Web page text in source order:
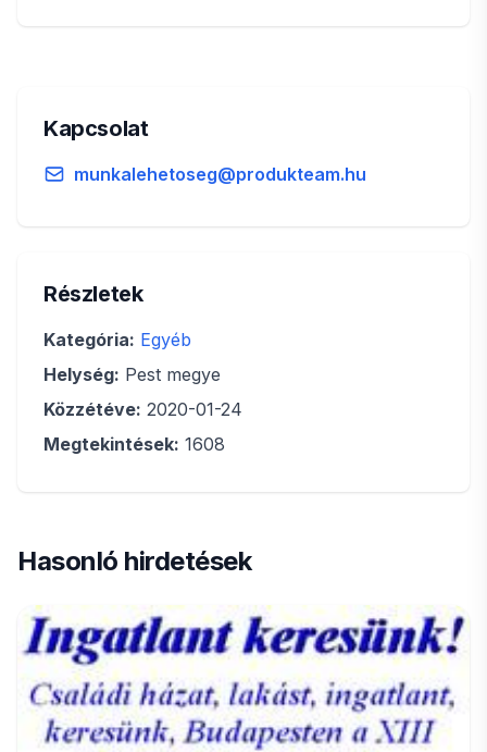
Kapcsolat
munkalehetoseg@produkteam.hu
Részletek
Kategória: Egyéb
Helység: Pest megye
Közzétéve: 2020-01-24
Megtekintések: 1608
Hasonló hirdetések